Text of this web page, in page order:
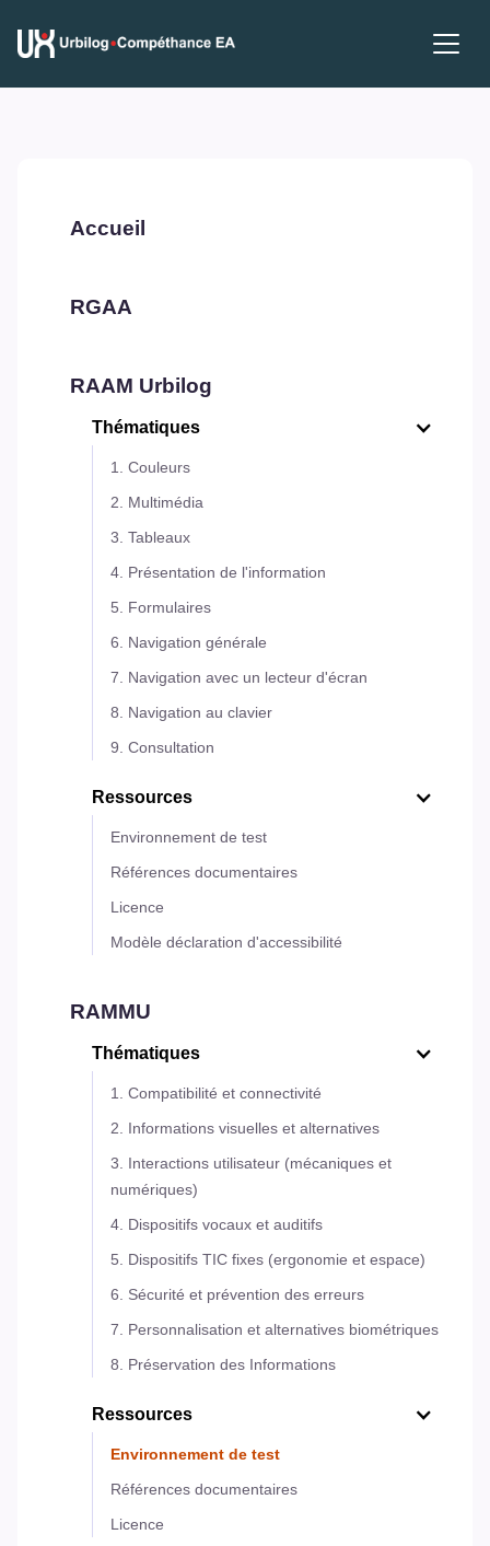
Accueil
RGAA
RAAM Urbilog
Thématiques
1. Couleurs
2. Multimédia
3. Tableaux
4. Présentation de l'information
5. Formulaires
6. Navigation générale
7. Navigation avec un lecteur d'écran
8. Navigation au clavier
9. Consultation
Ressources
Environnement de test
Références documentaires
Licence
Modèle déclaration d'accessibilité
RAMMU
Thématiques
1. Compatibilité et connectivité
2. Informations visuelles et alternatives
3. Interactions utilisateur (mécaniques et
numériques)
4. Dispositifs vocaux et auditifs
5. Dispositifs TIC fixes (ergonomie et espace)
6. Sécurité et prévention des erreurs
7. Personnalisation et alternatives biométriques
8. Préservation des Informations
Ressources
Environnement de test
Références documentaires
Licence